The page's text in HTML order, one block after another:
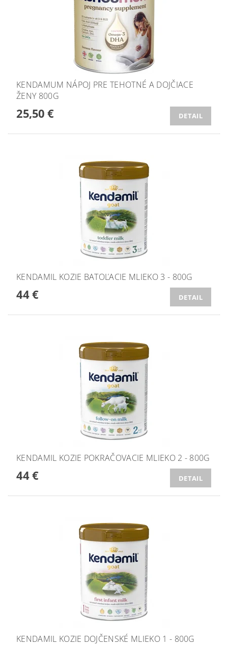
KENDAMUM NÁPOJ PRE TEHOTNÉ A DOJČIACE
ŽENY 800G
25,50 € DETAIL
KENDAMIL KOZIE BATOĽACIE MLIEKO 3 - 800G
44 € DETAIL
KENDAMIL KOZIE POKRAČOVACIE MLIEKO 2 - 800G
44 € DETAIL
KENDAMIL KOZIE DOJČENSKÉ MLIEKO 1 - 800G